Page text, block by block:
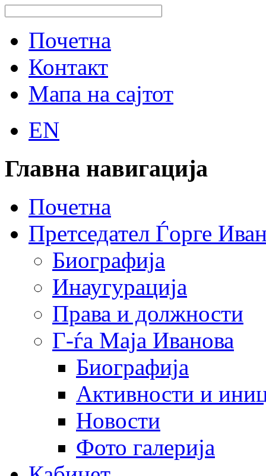
Почетна
Контакт
Мапа на сајтот
EN
Главна навигација
Почетна
Претседател Ѓорге
Биографија
Инаугурација
Права и должности
Г-ѓа Маја Иванова
Биографија
Активности и
Новости
Фото галерија